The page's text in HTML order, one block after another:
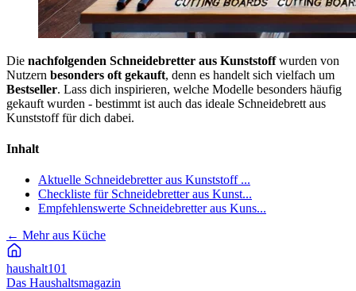
Die nachfolgenden Schneidebretter aus Kunststoffwurden von
Nutzern besonders oft gekauft, denn es handelt sich vielfach um
Bestseller. Lass dich inspirieren, welche Modelle besonders häufig
gekauft wurden - bestimmt ist auch das ideale Schneidebrett aus
Kunststoff für dich dabei.
Inhalt
Aktuelle Schneidebretter aus Kunststoff ...
Checkliste für Schneidebretter aus Kunst...
Empfehlenswerte Schneidebretter aus Kuns...
← Mehr aus Küche
haushalt101
Das Haushaltsmagazin